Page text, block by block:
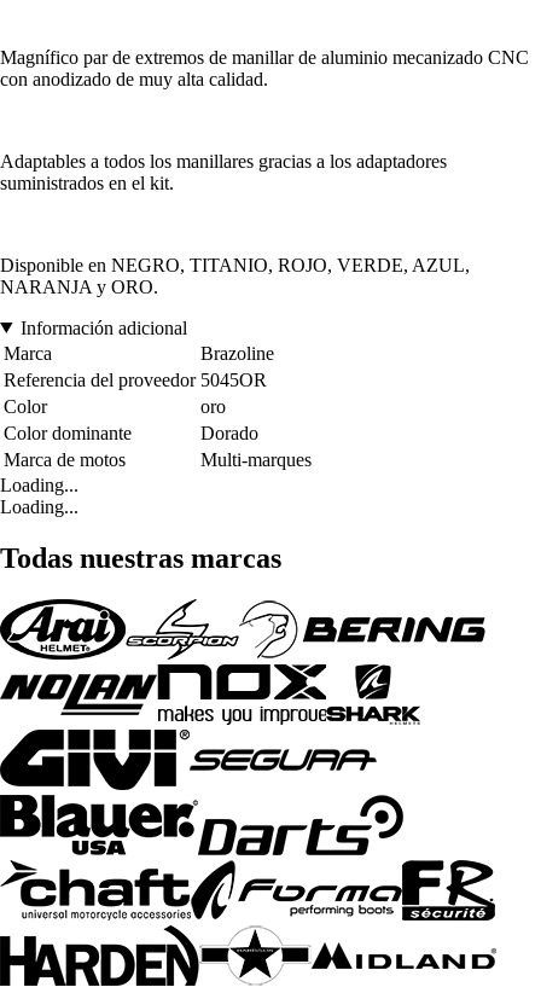
Magnífico par de extremos de manillar de aluminio mecanizado CNC
con anodizado de muy alta calidad.
Adaptables a todos los manillares gracias a los adaptadores
suministrados en el kit.
Disponible en NEGRO, TITANIO, ROJO, VERDE, AZUL,
NARANJA y ORO.
Información adicional
Marca
Brazoline
Referencia del proveedor 5045OR
Color
oro
Color dominante
Dorado
Marca de motos
Multi-marques
Loading...
Loading...
Todas nuestras marcas